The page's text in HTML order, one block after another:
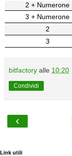
2 + Numerone
3 + Numerone
2
3
bitfactory alle 10:20
Condividi
‹
Link utili